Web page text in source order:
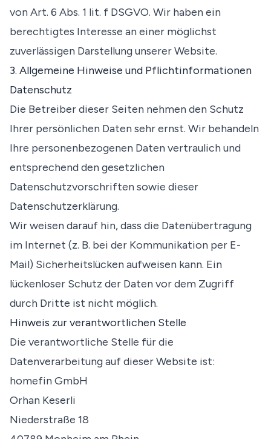
von Art. 6 Abs. 1 lit. f DSGVO. Wir haben ein
berechtigtes Interesse an einer möglichst
zuverlässigen Darstellung unserer Website.
3. Allgemeine Hinweise und Pflichtinformationen
Datenschutz
Die Betreiber dieser Seiten nehmen den Schutz
Ihrer persönlichen Daten sehr ernst. Wir behandeln
Ihre personenbezogenen Daten vertraulich und
entsprechend den gesetzlichen
Datenschutzvorschriften sowie dieser
Datenschutzerklärung.
Wir weisen darauf hin, dass die Datenübertragung
im Internet (z. B. bei der Kommunikation per E-
Mail) Sicherheitslücken aufweisen kann. Ein
lückenloser Schutz der Daten vor dem Zugriff
durch Dritte ist nicht möglich.
Hinweis zur verantwortlichen Stelle
Die verantwortliche Stelle für die
Datenverarbeitung auf dieser Website ist:
homefin GmbH
Orhan Keserli
Niederstraße 18